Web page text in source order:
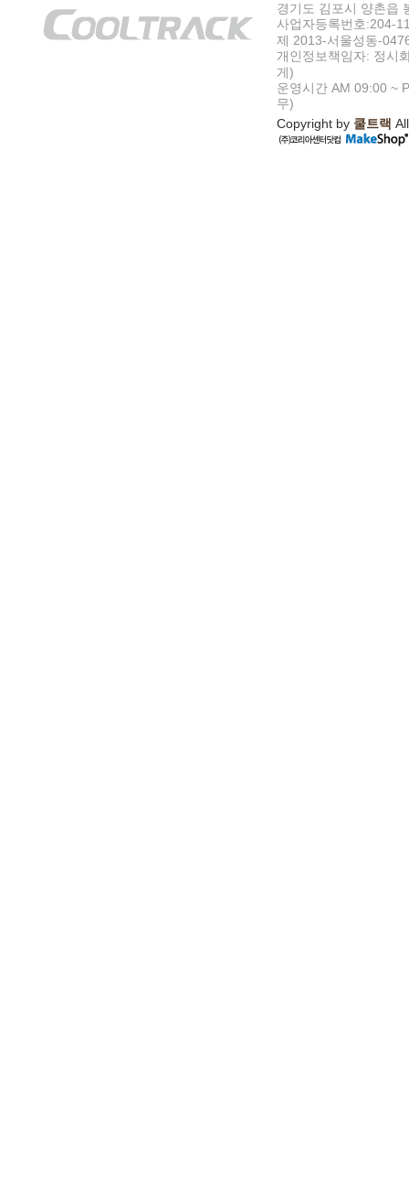
경기도 김포시 양촌읍
사업자등록번호:204-
제 2013-서울성동-
개인정보책임자: 정시
게)
운영시간 AM 09:00 ~
무)
Copyright by 쿨트랙